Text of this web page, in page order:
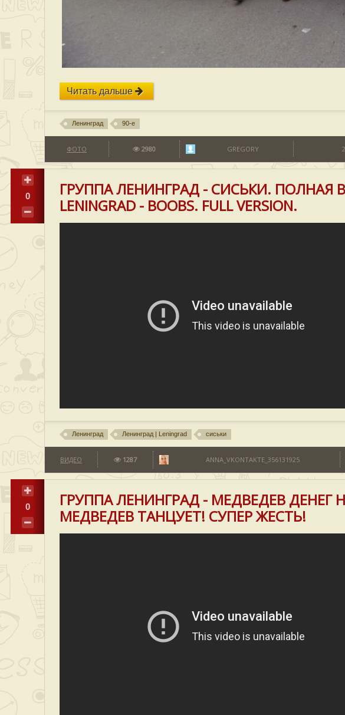
Читать дальше
Ленинград 90-е
ФОТО 2980 GREGORY
0
ГРУППА ЛЕНИНГРАД - СИСЬКИ. ПОЛНАЯ
LENINGRAD - BOOBS. FULL VERSION.
Ленинград Ленинград | Leningrad сиськи
ВИДЕО 1287 ANNA_VKONTAKTE_356131925
0
ГРУППА ЛЕНИНГРАД - МЕДВЕДЕВ ДЕНЕГ
МЕДВЕДЕВ ТАНЦУЕТ! СУПЕР ЖЕСТЬ!